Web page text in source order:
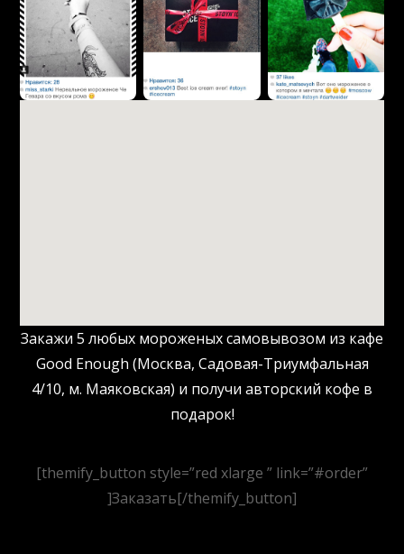
Закажи 5 любых мороженых самовывозом из кафе
Good Enough (Москва, Садовая-Триумфальная
4/10, м. Маяковская) и получи авторский кофе в
подарок!
[themify_button style=”red xlarge ” link=”#order”
]Заказать[/themify_button]